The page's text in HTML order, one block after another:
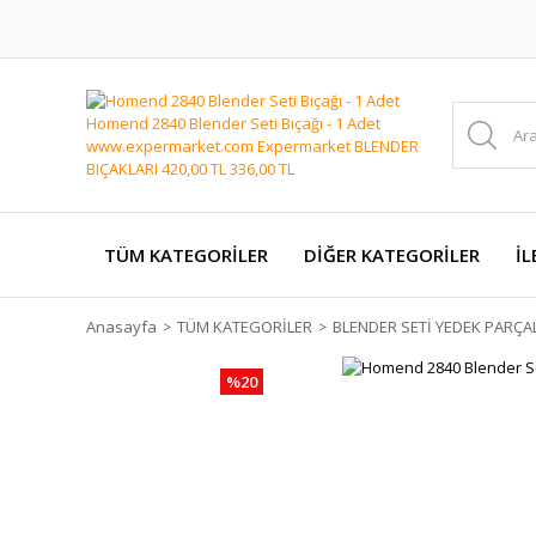
TÜM KATEGORİLER DİĞER KATEGORİLER
Anasayfa TÜM KATEGORİLER BLENDER SETİ YEDEK
%20